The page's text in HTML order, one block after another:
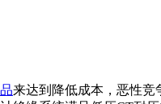
来达到降低成本，恶性竞